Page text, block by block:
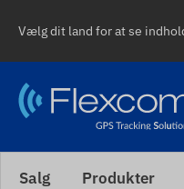
Vælg dit land for at se
Salg Produkter